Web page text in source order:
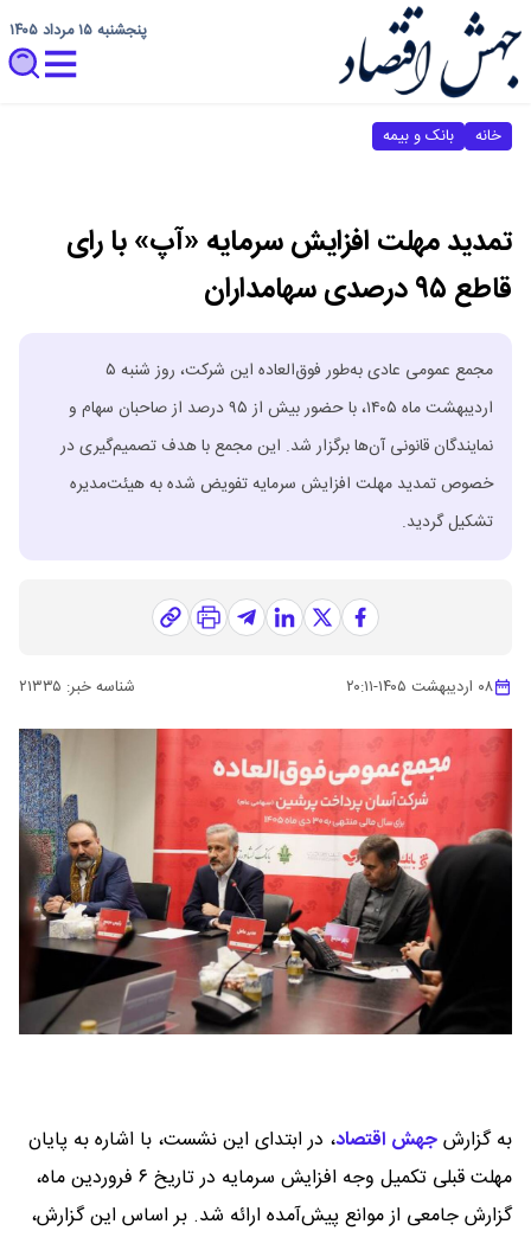
پنجشنبه ۱۵ مرداد ۱۴۰۵
خانه بانک و بیمه
تمدید مهلت افزایش سرمایه «آپ» با رای
قاطع ۹۵ درصدی سهامداران
مجمع عمومی عادی به‌طور فوق‌العاده این شرکت، روز شنبه ۵
اردیبهشت ماه ۱۴۰۵، با حضور بیش از ۹۵ درصد از صاحبان سهام و
نمایندگان قانونی آن‌ها برگزار شد. این مجمع با هدف تصمیم‌گیری در
خصوص تمدید مهلت افزایش سرمایه تفویض شده به هیئت‌مدیره
تشکیل گردید.
۰۸ اردیبهشت ۱۴۰۵ -۲۰:۱۱ شناسه خبر: ۲۱۳۳۵
به گزارشجهش اقتصاد، در ابتدای این نشست، با اشاره به پایان
مهلت قبلی تکمیل وجه افزایش سرمایه در تاریخ ۶ فروردین ماه،
گزارش جامعی از موانع پیش‌آمده ارائه شد. بر اساس این گزارش،